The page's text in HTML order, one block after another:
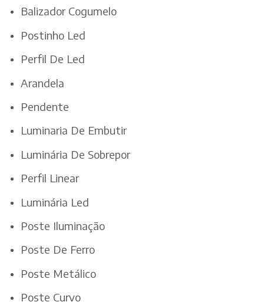
Balizador Cogumelo
Postinho Led
Perfil De Led
Arandela
Pendente
Luminaria De Embutir
Luminária De Sobrepor
Perfil Linear
Luminária Led
Poste Iluminação
Poste De Ferro
Poste Metálico
Poste Curvo